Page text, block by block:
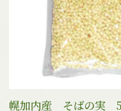
幌加内産 そばの実